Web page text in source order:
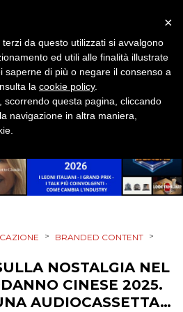
> BRANDED CONTENT >
NOSTALGIA NEL
CINESE 2025.
AUDIOCASSETTA…
×
da questo utilizzati si avvalgono
ed utili alle finalità illustrate
saperne di più o negare il consenso a
la cookie policy.
scorrendo questa pagina, cliccando
navigazione in altra maniera,